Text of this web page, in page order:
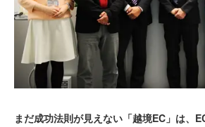
まだ成功法則が見えない「越境EC」は、